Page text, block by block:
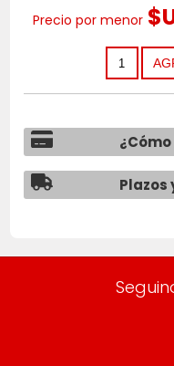
Precio por menor
Plazos